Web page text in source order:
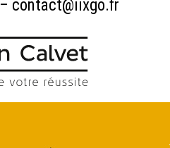
– contact@iixgo.fr